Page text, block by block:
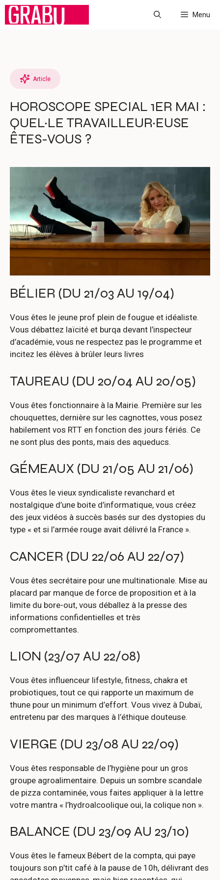
Aller
Menu
Article
HOROSCOPE SPECIAL 1ER MAI :
QUEL·LE TRAVAILLEUR·EUSE
ÊTES-VOUS ?
BÉLIER (DU 21/03 AU 19/04)
Vous êtes le jeune prof plein de fougue et idéaliste.
Vous débattez laïcité et burqa devant l’inspecteur
d’académie, vous ne respectez pas le programme et
incitez les élèves à brûler leurs livres
TAUREAU (DU 20/04 AU 20/05)
Vous êtes fonctionnaire à la Mairie. Première sur les
chouquettes, dernière sur les cagnottes, vous posez
habilement vos RTT en fonction des jours fériés. Ce
ne sont plus des ponts, mais des aqueducs.
GÉMEAUX (DU 21/05 AU 21/06)
Vous êtes le vieux syndicaliste revanchard et
nostalgique d’une boite d’informatique, vous créez
des jeux vidéos à succès basés sur des dystopies du
type « et si l’armée rouge avait délivré la France ».
CANCER (DU 22/06 AU 22/07)
Vous êtes secrétaire pour une multinationale. Mise au
placard par manque de force de proposition et à la
limite du bore-out, vous déballez à la presse des
informations confidentielles et très
compromettantes.
LION (23/07 AU 22/08)
Vous êtes influenceur lifestyle, fitness, chakra et
probiotiques, tout ce qui rapporte un maximum de
thune pour un minimum d’effort. Vous vivez à Dubaï,
entretenu par des marques à l’éthique douteuse.
VIERGE (DU 23/08 AU 22/09)
Vous êtes responsable de l’hygiène pour un gros
groupe agroalimentaire. Depuis un sombre scandale
de pizza contaminée, vous faites appliquer à la lettre
votre mantra « l’hydroalcoolique oui, la colique non ».
BALANCE (DU 23/09 AU 23/10)
Vous êtes le fameux Bébert de la compta, qui paye
toujours son p’tit café à la pause de 10h, délivrant des